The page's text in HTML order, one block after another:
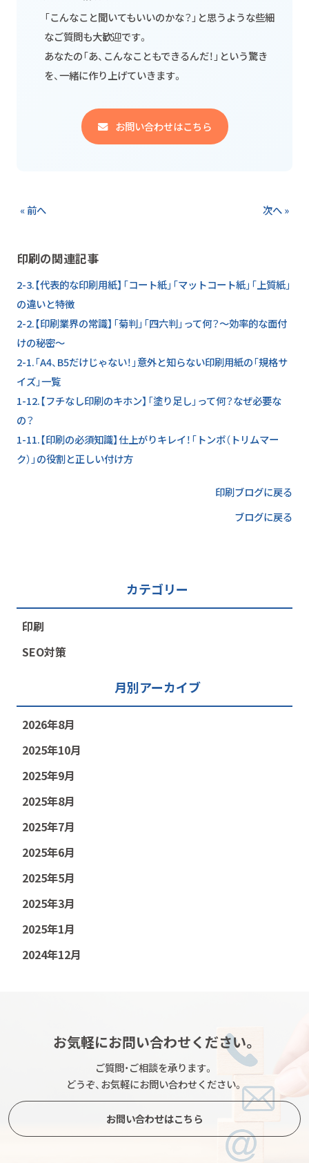
「こんなこと聞いてもいいのかな？」と思うような些細
なご質問も大歓迎です。
あなたの「あ、こんなこともできるんだ！」という驚き
を、一緒に作り上げていきます。
お問い合わせはこちら
« 前へ 次へ »
印刷の関連記事
2-3.【代表的な印刷用紙】「コート紙」「マットコート紙」「上質紙」
の違いと特徴
2-2.【印刷業界の常識】「菊判」「四六判」って何？～効率的な面付
けの秘密～
2-1.「A4、B5だけじゃない！」意外と知らない印刷用紙の「規格サ
イズ」一覧
1-12.【フチなし印刷のキホン】「塗り足し」って何？なぜ必要な
の？
1-11.【印刷の必須知識】仕上がりキレイ！「トンボ（トリムマー
ク）」の役割と正しい付け方
印刷ブログに戻る
ブログに戻る
カテゴリー
印刷
SEO対策
月別アーカイブ
2026年8月
2025年10月
2025年9月
2025年8月
2025年7月
2025年6月
2025年5月
2025年3月
2025年1月
2024年12月
お気軽にお問い合わせください。
ご質問・ご相談を承ります。
どうぞ、お気軽にお問い合わせください。
お問い合わせはこちら